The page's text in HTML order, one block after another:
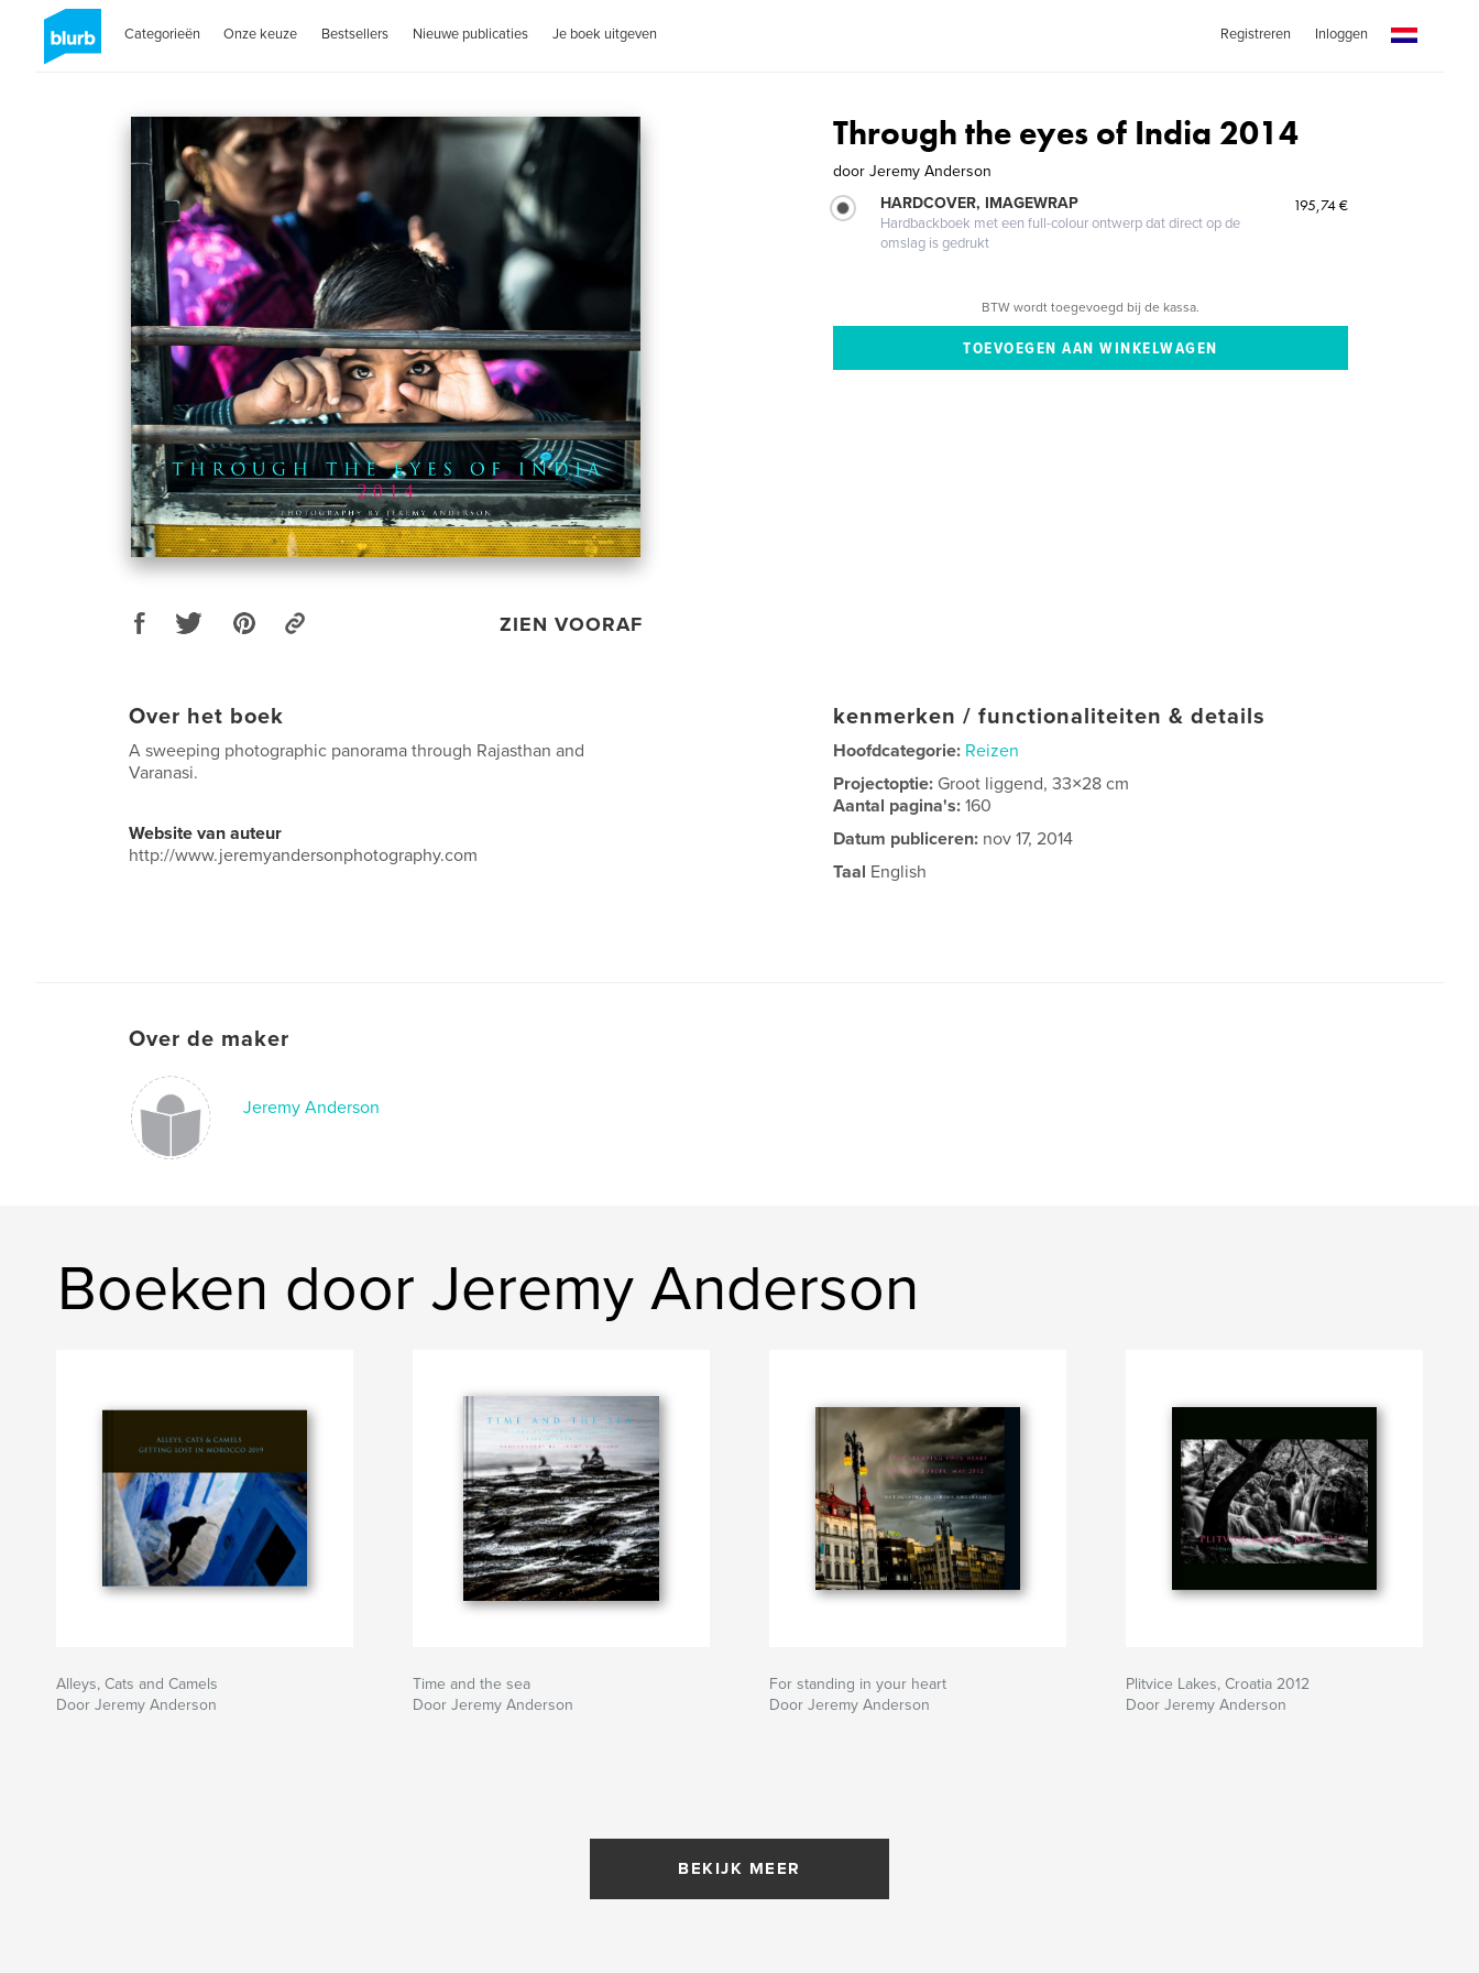
Categorieën Onze keuze Bestsellers Nieuwe publicaties Je boek uitgeven Registreren Inloggen
ZIEN VOORAF
Through the eyes of India 2014
door Jeremy Anderson
HARDCOVER, IMAGEWRAP
Hardbackboek met een full-colour ontwerp dat direct op de
omslag is gedrukt
195,74 €
BTW wordt toegevoegd bij de kassa.
Over het boek
A sweeping photographic panorama through Rajasthan and
Varanasi.
Website van auteur
http://www.jeremyandersonphotography.com
kenmerken / functionaliteiten & details
Hoofdcategorie: Reizen
Projectoptie: Groot liggend, 33×28 cm
Aantal pagina's:160
Datum publiceren: nov 17, 2014
Taal English
Over de maker
Jeremy Anderson
Boeken door Jeremy Anderson
Alleys, Cats and Camels
Door Jeremy Anderson
Time and the sea
Door Jeremy Anderson
For standing in your heart
Door Jeremy Anderson
Plitvice Lakes, Croatia 2012
Door Jeremy Anderson
BEKIJK MEER